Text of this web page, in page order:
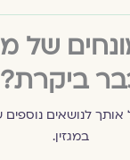
של
ביקרת?
אותך לנושאים נוספים
במגזין.